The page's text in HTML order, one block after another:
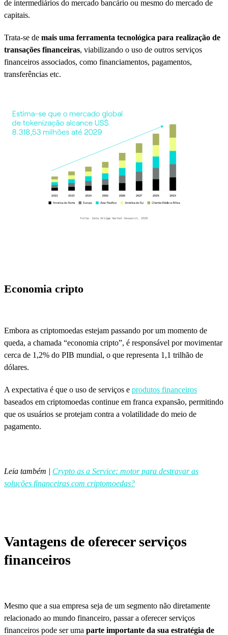
de intermediários do mercado bancário ou mesmo do mercado de
capitais.
Trata-se de mais uma ferramenta tecnológica para realização de
transações financeiras, viabilizando o uso de outros serviços
financeiros associados, como financiamentos, pagamentos,
transferências etc.
Economia cripto
Embora as criptomoedas estejam passando por um momento de
queda, a chamada “economia cripto”, é responsável por movimentar
cerca de 1,2% do PIB mundial, o que representa 1,1 trilhão de
dólares.
A expectativa é que o uso de serviços e produtos financeiros
baseados em criptomoedas continue em franca expansão, permitindo
que os usuários se protejam contra a volatilidade do meio de
pagamento.
Leia também | Crypto as a Service: motor para destravar as
soluções financeiras com criptomoedas?
Vantagens de oferecer serviços
financeiros
Mesmo que a sua empresa seja de um segmento não diretamente
relacionado ao mundo financeiro, passar a oferecer serviços
financeiros pode ser uma parte importante da sua estratégia de